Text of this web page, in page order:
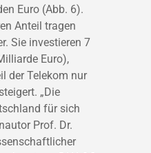
Euro (Abb. 6).
Anteil tragen
Sie investieren 7
Euro),
der Telekom nur
„Die
für sich
Prof. Dr.